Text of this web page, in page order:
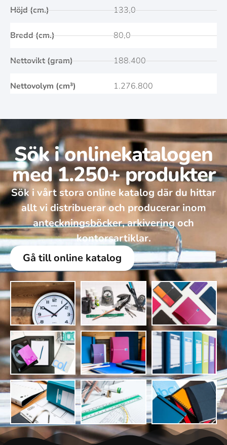
Höjd (cm.)
Bredd (cm.)
Nettovikt (gram)
Nettovolym (cm³)
133,0
80,0
188.400
1.276.800
Sök i onlinekatalogen
med 1.250+ produkter
Sök i vårt stora online katalog där du hittar
allt vi distribuerar och producerar inom
anteckningsböcker, arkivering och
kontorsartiklar.
Gå till online katalog